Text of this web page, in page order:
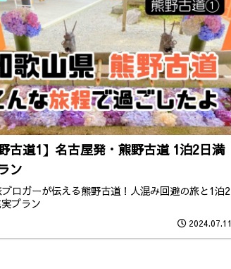
野古道1】名古屋発・熊野古道 1泊2日満
ン
ロガーが伝える熊野古道！人混み回避の旅と1泊2
プラン
2024.07.11